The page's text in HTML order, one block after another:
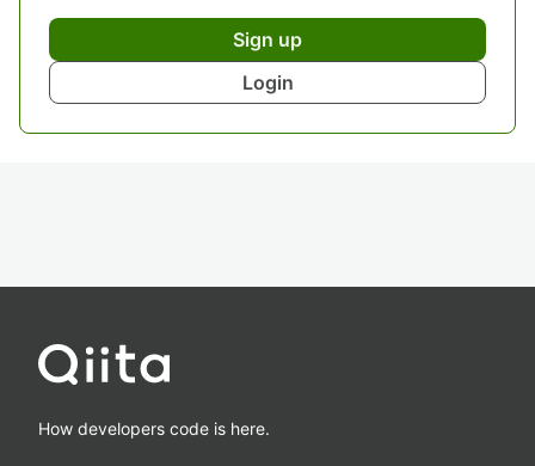
Sign up
Login
How developers code is here.